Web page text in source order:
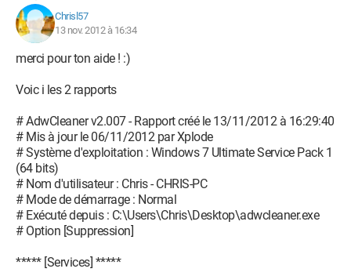
(fdPHost) - Unknown owner -
C:\Windows\system32\svchost.exe
O23 - Service: @%systemroot%\system32\fdrespub.dll,-100
(FDResPub) - Unknown owner -
O23 - Service: @%systemroot%\system32\FntCache.dll,-100
C:\Windows\system32\svchost.exe
O23 - Service: @gpapi.dll,-112 (gpsvc) - Unknown owner -
C:\Windows\system32\svchost.exe
O23 - Service: @%SystemRoot%\system32\kmsvc.dll,-6
(hkmsvc) - Unknown owner -
C:\Windows\System32\svchost.exe
O23 - Service: @%SystemRoot%\System32\ListSvc.dll,-100
(HomeGroupListener) - Unknown owner -
O23 - Service: @%SystemRoot%\System32\provsvc.dll,-100
Chrisl57
13 nov. 2012 à 16:34
merci pour ton aide ! :)
Voic i les 2 rapports
# AdwCleaner v2.007 - Rapport créé le 13/11/2012 à 16:29:40
# Mis à jour le 06/11/2012 par Xplode
# Système d'exploitation : Windows 7 Ultimate Service Pack 1
(64 bits)
# Nom d'utilisateur : Chris - CHRIS-PC
# Mode de démarrage : Normal
# Exécuté depuis : C:\Users\Chris\Desktop\adwcleaner.exe
# Option [Suppression]
***** [Services] *****